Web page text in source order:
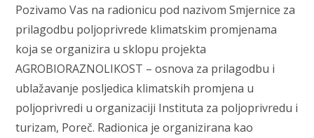
Pozivamo Vas na radionicu pod nazivom Smjernice za
prilagodbu poljoprivrede klimatskim promjenama
koja se organizira u sklopu projekta
AGROBIORAZNOLIKOST – osnova za prilagodbu i
ublažavanje posljedica klimatskih promjena u
poljoprivredi u organizaciji Instituta za poljoprivredu i
turizam, Poreč. Radionica je organizirana kao